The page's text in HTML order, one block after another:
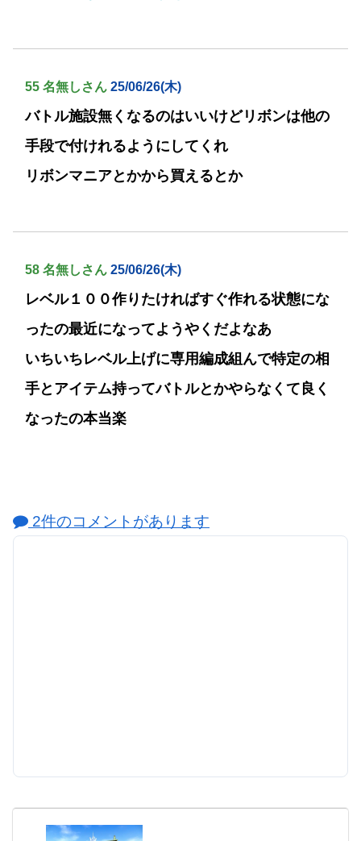
55 名無しさん 25/06/26(木)
バトル施設無くなるのはいいけどリボンは他の
手段で付けれるようにしてくれ
リボンマニアとかから買えるとか
58 名無しさん 25/06/26(木)
レベル１００作りたければすぐ作れる状態にな
ったの最近になってようやくだよなあ
いちいちレベル上げに専用編成組んで特定の相
手とアイテム持ってバトルとかやらなくて良く
なったの本当楽
2件のコメントがあります